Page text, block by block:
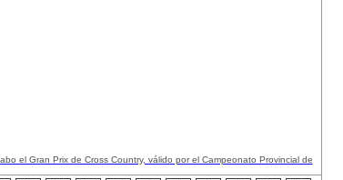
el Gran Prix de Cross Country, válido por el Campeonato Provincial de